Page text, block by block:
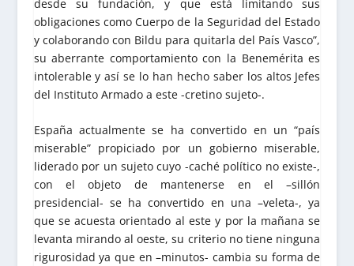
desde su fundación, y que está limitando sus
obligaciones como Cuerpo de la Seguridad del Estado
y colaborando con Bildu para quitarla del País Vasco”,
su aberrante comportamiento con la Benemérita es
intolerable y así se lo han hecho saber los altos Jefes
del Instituto Armado a este -cretino sujeto-.
España actualmente se ha convertido en un “país
miserable” propiciado por un gobierno miserable,
liderado por un sujeto cuyo -caché político no existe-,
con el objeto de mantenerse en el –sillón
presidencial- se ha convertido en una –veleta-, ya
que se acuesta orientado al este y por la mañana se
levanta mirando al oeste, su criterio no tiene ninguna
rigurosidad ya que en –minutos- cambia su forma de